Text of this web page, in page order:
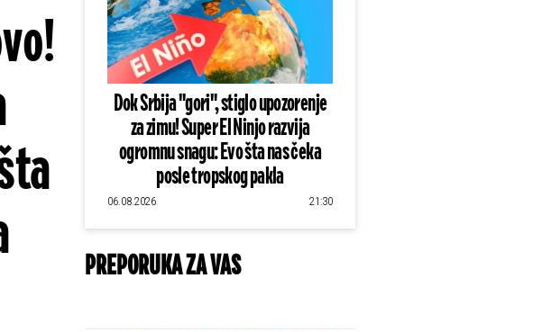
Dok Srbija "gori", stiglo upozorenje
za zimu! Super El Ninjo razvija
ogromnu snagu: Evo šta nas čeka
posle tropskog pakla
06.08.2026 21:30
PREPORUKA ZA VAS